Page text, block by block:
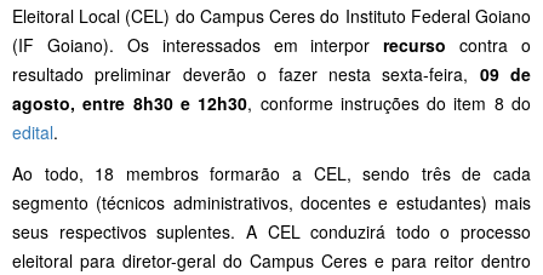
Eleitoral Local (CEL) do Campus Ceres do Instituto Federal Goiano
(IF Goiano). Os interessados em interporrecurso contra o
resultado preliminar deverão o fazer nesta sexta-feira, 09 de
agosto, entre 8h30 e 12h30, conforme instruções do item 8 do
edital.
Ao todo, 18 membros formarão a CEL, sendo três de cada
segmento (técnicos administrativos, docentes e estudantes) mais
seus respectivos suplentes. A CEL conduzirá todo o processo
eleitoral para diretor-geral do Campus Ceres e para reitor dentro